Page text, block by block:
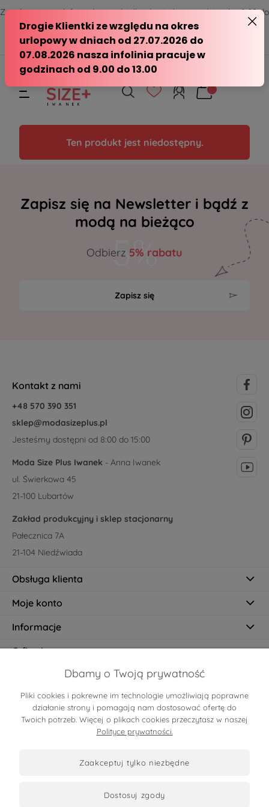
Zamów przez telefon od poniedziałku do piątku w godzinach - 8:00 do
15:00
570 390 351
sklep@modasizeplus.pl
Ten produkt jest niedostępny.
Zapisz się na Newsletter i bądź z
modą na bieżąco
Odbierz 5% rabatu
Zapisz się
Kontakt z nami
+48 570 390 351
sklep@modasizeplus.pl
Jesteśmy dostępni od 8:00 do 15:00
Moda Size Plus Iwanek - Anna Iwanek
ul. Świerkowa 45
21-100 Lubartów
Zakład produkcyjny i sklep stacjonarny
Pałecznica 7A
21-104 Niedźwiada
Obsługa klienta
Moje konto
Informacje
O firmie
Certyfikaty
Dbamy o Twoją prywatność
Pliki cookies i pokrewne im technologie umożliwiają poprawne
działanie strony i pomagają nam dostosować ofertę do
Twoich potrzeb. Więcej o plikach cookies przeczytasz w naszej
Polityce prywatności.
zaakceptuj tylko niezbędne
dostosuj zgody